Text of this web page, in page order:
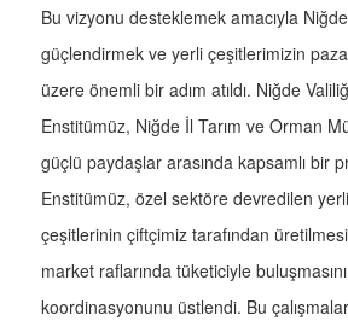
Bu vizyonu desteklemek amacıyla
güçlendirmek ve yerli çeşitlerimizin
üzere önemli bir adım atıldı. Niğde
Enstitümüz, Niğde İl Tarım ve Orman
güçlü paydaşlar arasında kapsamlı bir
Enstitümüz, özel sektöre devredilen
çeşitlerinin çiftçimiz tarafından
market raflarında tüketiciyle
koordinasyonunu üstlendi. Bu